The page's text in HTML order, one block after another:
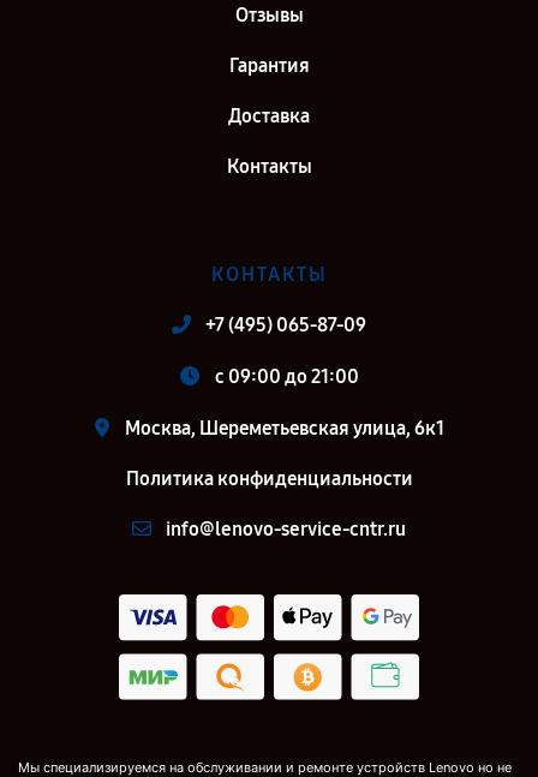
Отзывы
Гарантия
Доставка
Контакты
КОНТАКТЫ
+7 (495) 065-87-09
c 09:00 до 21:00
Москва, Шереметьевская улица, 6к1
Политика конфиденциальности
info@lenovo-service-cntr.ru
Мы специализируемся на обслуживании и ремонте устройств Lenovo но не